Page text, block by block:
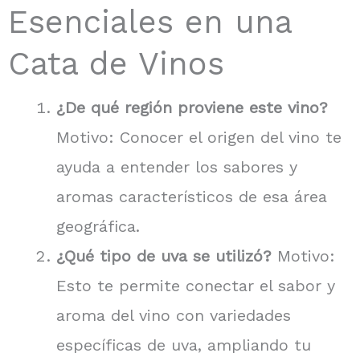
Esenciales en una
Cata de Vinos
¿De qué región proviene este vino?
Motivo: Conocer el origen del vino te
ayuda a entender los sabores y
aromas característicos de esa área
geográfica.
¿Qué tipo de uva se utilizó? Motivo:
Esto te permite conectar el sabor y
aroma del vino con variedades
específicas de uva, ampliando tu